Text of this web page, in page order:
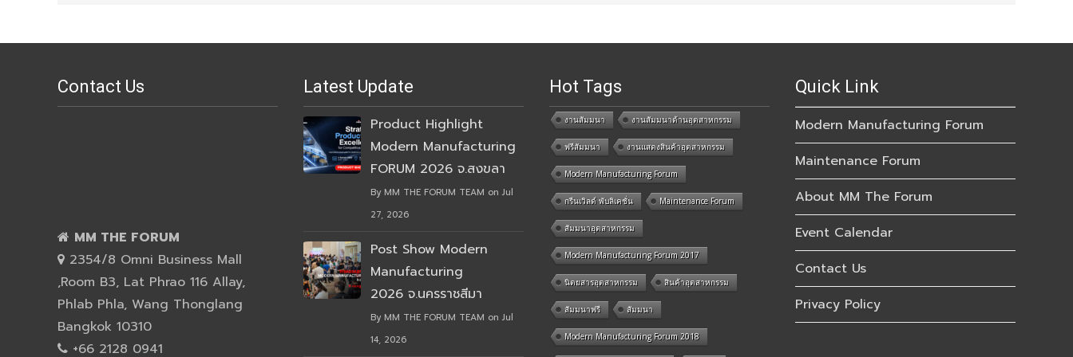
Contact Us
MM THE FORUM
2354/8 Omni Business Mall
,Room B3, Lat Phrao 116 Allay,
Phlab Phla, Wang Thonglang
Bangkok 10310
+66 2128 0941
Latest Update
Product Highlight
Modern Manufacturing
FORUM 2026 จ.สงขลา
By MM THE FORUM TEAM on Jul
27, 2026
Post Show Modern
Manufacturing
2026 จ.นครราชสีมา
By MM THE FORUM TEAM on Jul
14, 2026
Hot Tags
งานสัมมนา งานสัมมนาด้านอุตสาหกรรม
ฟรีสัมมนา งานแสดงสินค้าอุตสาหกรรม
Modern Manufacturing Forum
กรีนเวิลด์ พับลิเคชั่น Maintenance Forum
สัมมนาอุตสาหกรรม
Modern Manufacturing Forum 2017
นิตยสารอุตสาหกรรม สินค้าอุตสาหกรรม
สัมมนาฟรี สัมมนา
Modern Manufacturing Forum 2018
Quick Link
Modern Manufacturing Forum
Maintenance Forum
About MM The Forum
Event Calendar
Contact Us
Privacy Policy